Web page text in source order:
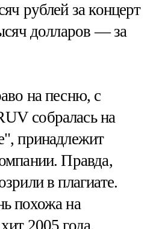
рублей за концерт
долларов — за
на песню, с
собралась на
принадлежит
Правда,
в плагиате.
похожа на